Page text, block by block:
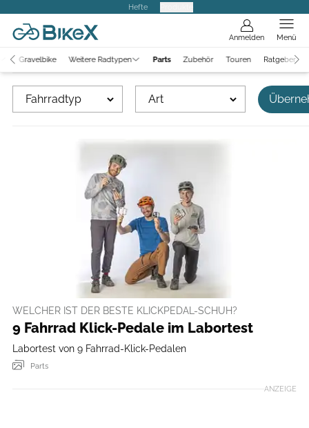
Hefte
Anmelden Menü
Gravelbike Weitere Radtypen Parts Zubehör Touren Ratgeber
Fahrradtyp Art
WELCHER IST DER BESTE KLICKPEDAL-SCHUH?
9 Fahrrad Klick-Pedale im Labortest
Labortest von 9 Fahrrad-Klick-Pedalen
Parts
ANZEIGE